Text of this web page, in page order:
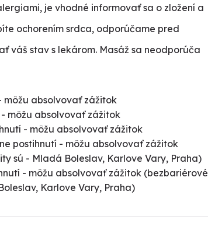
je vhodné informovať sa o zložení a
ochorením srdca, odporúčame pred
váš stav s lekárom. Masáž sa neodporúča
môžu absolvovať zážitok
môžu absolvovať zážitok
- môžu absolvovať zážitok
postihnutí - môžu absolvovať zážitok
sú - Mladá Boleslav, Karlove Vary, Praha)
- môžu absolvovať zážitok (bezbariérové
Karlove Vary, Praha)